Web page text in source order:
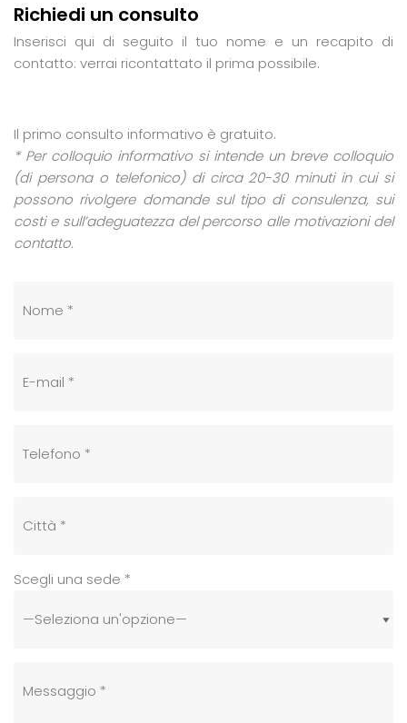
Richiedi un consulto
Inserisci qui di seguito il tuo nome e un recapito di
contatto: verrai ricontattato il prima possibile.
Il primo consulto informativo è gratuito.
* Per colloquio informativo si intende un breve colloquio
(di persona o telefonico) di circa 20-30 minuti in cui si
possono rivolgere domande sul tipo di consulenza, sui
costi e sull’adeguatezza del percorso alle motivazioni del
contatto.
Scegli una sede *